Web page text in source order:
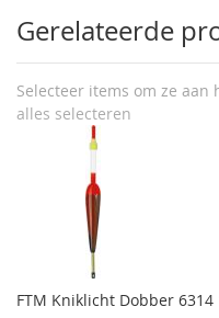
Gerelateerde
Selecteer items om ze
alles selecteren
FTM Kniklicht Dobber 6314